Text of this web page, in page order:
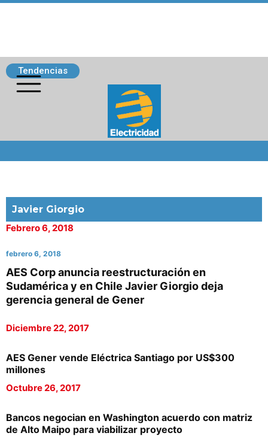
Tendencias
Javier Giorgio
Febrero 6, 2018
febrero 6, 2018
AES Corp anuncia reestructuración en
Sudamérica y en Chile Javier Giorgio deja
gerencia general de Gener
Diciembre 22, 2017
AES Gener vende Eléctrica Santiago por US$300
millones
Octubre 26, 2017
Bancos negocian en Washington acuerdo con matriz
de Alto Maipo para viabilizar proyecto